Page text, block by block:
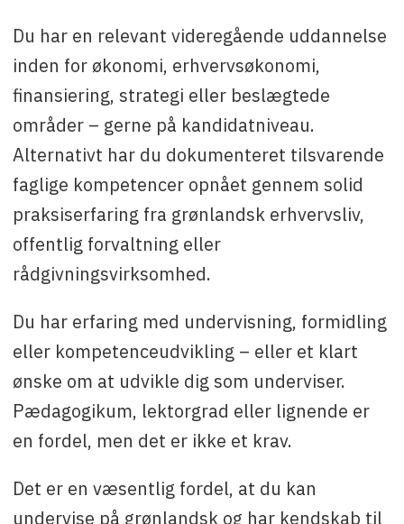
Du har en relevant videregående uddannelse
inden for økonomi, erhvervsøkonomi,
finansiering, strategi eller beslægtede
områder – gerne på kandidatniveau.
Alternativt har du dokumenteret tilsvarende
faglige kompetencer opnået gennem solid
praksiserfaring fra grønlandsk erhvervsliv,
offentlig forvaltning eller
rådgivningsvirksomhed.
Du har erfaring med undervisning, formidling
eller kompetenceudvikling – eller et klart
ønske om at udvikle dig som underviser.
Pædagogikum, lektorgrad eller lignende er
en fordel, men det er ikke et krav.
Det er en væsentlig fordel, at du kan
undervise på grønlandsk og har kendskab til